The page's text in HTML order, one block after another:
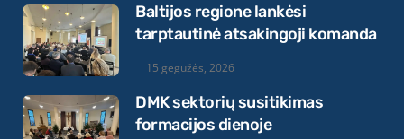
Baltijos regione lankėsi
tarptautinė atsakingoji komanda
15 gegužės, 2026
DMK sektorių susitikimas
formacijos dienoje